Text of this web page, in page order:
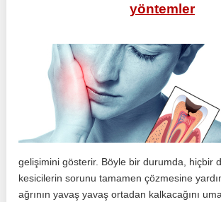
yöntemler
gelişimini gösterir. Böyle bir durumda, hiçbir
kesicilerin sorunu tamamen çözmesine
ağrının yavaş yavaş ortadan kalkacağını